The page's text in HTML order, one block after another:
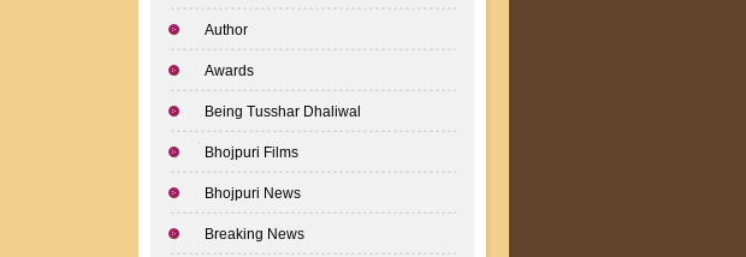
Author
Awards
Being Tusshar Dhaliwal
Bhojpuri Films
Bhojpuri News
Breaking News